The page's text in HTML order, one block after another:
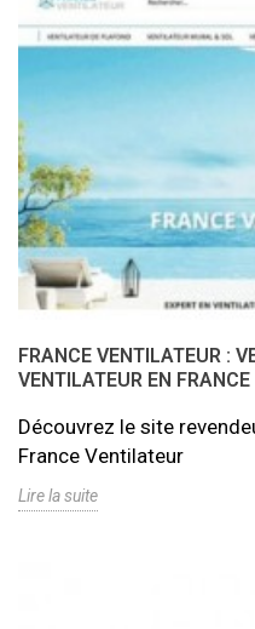
FRANCE VENTILATEUR :
VENTILATEUR EN FRANCE
Découvrez le site
France Ventilateur
Lire la suite